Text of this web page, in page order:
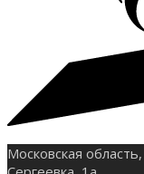
Московская